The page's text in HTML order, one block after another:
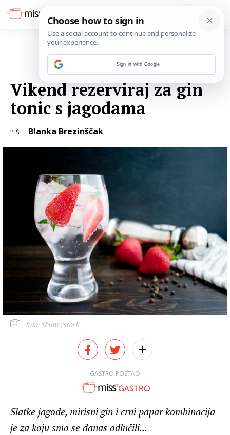
Vikend rezerviraj za gin
tonic s jagodama
PIŠE Blanka Brezinščak
foto: Shutterstock
GASTRO POSTAO
Slatke jagode, mirisni gin i crni papar kombinacija
je za koju smo se danas odlučili...
Sign in with Google